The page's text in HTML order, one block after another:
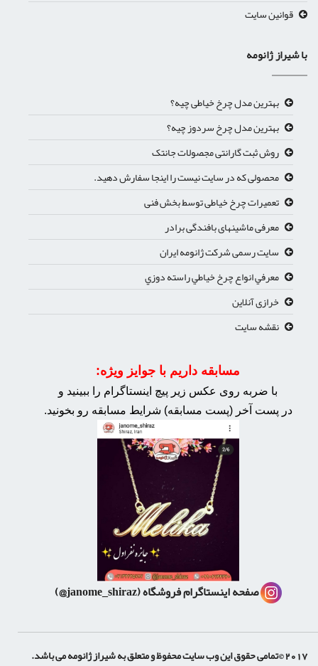
قوانین سایت
با شیراز ژانومه
بهترین مدل چرخ خیاطی چیه؟
بهترین مدل چرخ سردوز چیه؟
روش ثبت گارانتی مجصولات جانتک
محصولی که در سایت نیست را اینجا سفارش دهید.
تعمیرات چرخ خیاطی توسط بخش فنی
معرفی ماشینهای بافندگی برادر
سایت رسمی شرکت ژانومه ایران
معرفي انواع چرخ خياطي راسته دوزي
خرازی آنلاین
نقشه سایت
مسابقه داریم با جوایز ویژه:
با ضربه روی عکس زیر پیچ اینستاگرام را ببینید و
در پست آخر (پست مسابقه) شرایط مسابقه رو بخونید.
صفحه اینستاگرام فروشگاه(janome_shiraz@)
2017 ©تمامی حقوق این وب سایت محفوظ و متعلق به شیراز ژانومه می باشد.